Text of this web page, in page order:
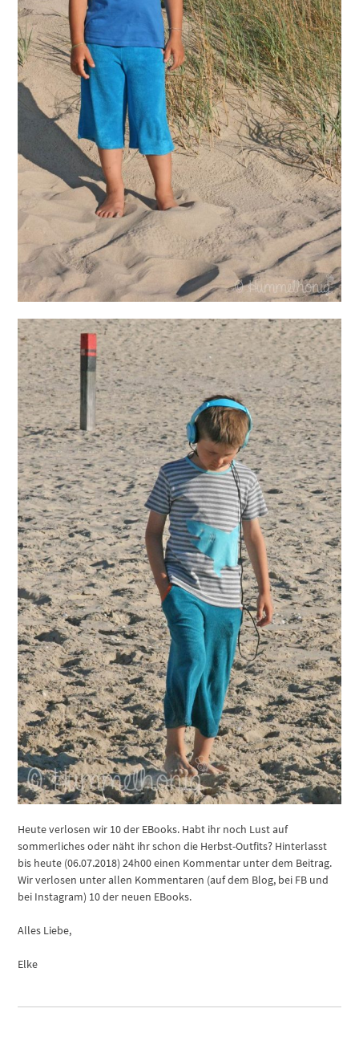
Heute verlosen wir 10 der EBooks. Habt ihr noch Lust auf
sommerliches oder näht ihr schon die Herbst-Outfits? Hinterlasst
bis heute (06.07.2018) 24h00 einen Kommentar unter dem Beitrag.
Wir verlosen unter allen Kommentaren (auf dem Blog, bei FB und
bei Instagram) 10 der neuen EBooks.
Alles Liebe,
Elke